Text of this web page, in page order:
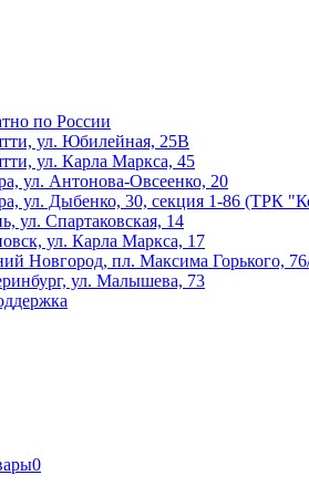
по России
ул. Юбилейная, 25В
ул. Карла Маркса, 45
ул. Антонова-Овсеенко, 20
ул. Дыбенко, 30, секция 1-86 (ТРК
ул. Спартаковская, 14
ул. Карла Маркса, 17
Новгород, пл. Максима Горького,
ул. Малышева, 73
0